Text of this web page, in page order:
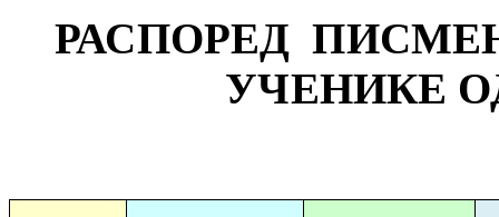
РАСПОРЕД
УЧЕНИКЕ